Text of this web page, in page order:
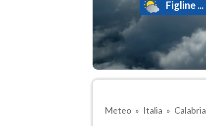
Figline ...
Meteo Italia Calabria